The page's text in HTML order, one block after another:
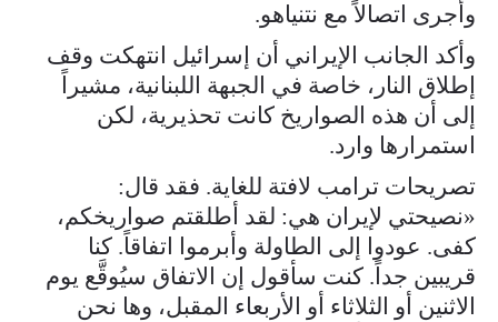
وأجرى اتصالاً مع نتنياهو.
وأكد الجانب الإيراني أن إسرائيل انتهكت وقف
إطلاق النار، خاصة في الجبهة اللبنانية، مشيراً
إلى أن هذه الصواريخ كانت تحذيرية، لكن
استمرارها وارد.
تصريحات ترامب لافتة للغاية. فقد قال:
«نصيحتي لإيران هي: لقد أطلقتم صواريخكم،
كفى. عودوا إلى الطاولة وأبرموا اتفاقاً. كنا
قريبين جداً. كنت سأقول إن الاتفاق سيُوقَّع يوم
الاثنين أو الثلاثاء أو الأربعاء المقبل، وها نحن